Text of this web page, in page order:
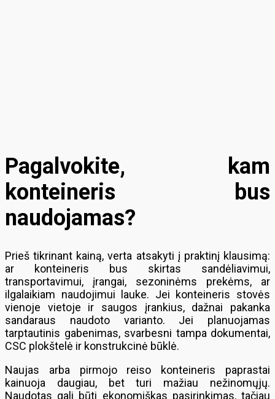
Pagalvokite, kam
konteineris bus
naudojamas?
Prieš tikrinant kainą, verta atsakyti į praktinį klausimą:
ar konteineris bus skirtas sandėliavimui,
transportavimui, įrangai, sezoninėms prekėms, ar
ilgalaikiam naudojimui lauke. Jei konteineris stovės
vienoje vietoje ir saugos įrankius, dažnai pakanka
sandaraus naudoto varianto. Jei planuojamas
tarptautinis gabenimas, svarbesni tampa dokumentai,
CSC plokštelė ir konstrukcinė būklė.
Naujas arba pirmojo reiso konteineris paprastai
kainuoja daugiau, bet turi mažiau nežinomųjų.
Naudotas gali būti ekonomiškas pasirinkimas, tačiau